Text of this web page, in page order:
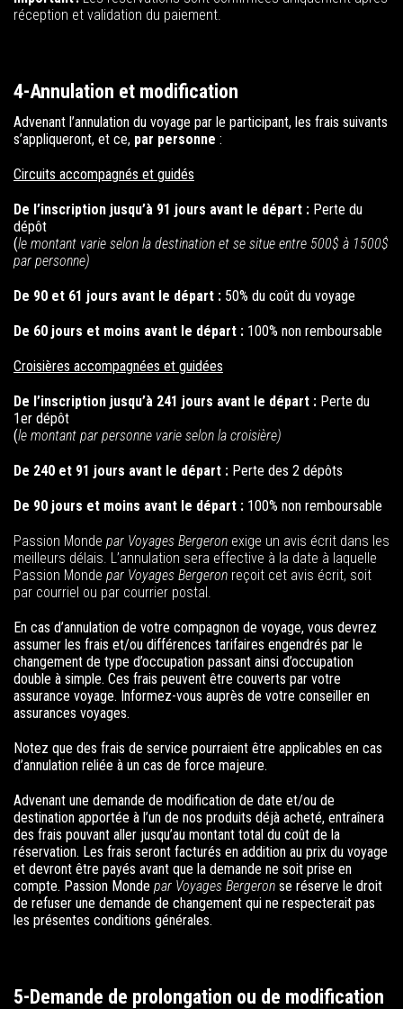
réception et validation du paiement.
4-Annulation et modification
Advenant l’annulation du voyage par le participant, les frais suivants
s’appliqueront, et ce, par personne :
Circuits accompagnés et guidés
De l’inscription jusqu’à 91 jours avant le départ : Perte du
dépôt
(le montant varie selon la destination et se situe entre 500$ à 1500$
par personne)
De 90 et 61 jours avant le départ : 50% du coût du voyage
De 60 jours et moins avant le départ : 100% non remboursable
Croisières accompagnées et guidées
De l’inscription jusqu’à 241 jours avant le départ : Perte du
1er dépôt
(le montant par personne varie selon la croisière)
De 240 et 91 jours avant le départ : Perte des 2 dépôts
De 90 jours et moins avant le départ : 100% non remboursable
Passion Monde par Voyages Bergeron exige un avis écrit dans les
meilleurs délais. L’annulation sera effective à la date à laquelle
Passion Monde par Voyages Bergeron reçoit cet avis écrit, soit
par courriel ou par courrier postal.
En cas d’annulation de votre compagnon de voyage, vous devrez
assumer les frais et/ou différences tarifaires engendrés par le
changement de type d’occupation passant ainsi d’occupation
double à simple. Ces frais peuvent être couverts par votre
assurance voyage. Informez-vous auprès de votre conseiller en
assurances voyages.
Notez que des frais de service pourraient être applicables en cas
d’annulation reliée à un cas de force majeure.
Advenant une demande de modification de date et/ou de
destination apportée à l’un de nos produits déjà acheté, entraînera
des frais pouvant aller jusqu’au montant total du coût de la
réservation. Les frais seront facturés en addition au prix du voyage
et devront être payés avant que la demande ne soit prise en
compte. Passion Monde par Voyages Bergeron se réserve le droit
de refuser une demande de changement qui ne respecterait pas
les présentes conditions générales.
5-Demande de prolongation ou de modification